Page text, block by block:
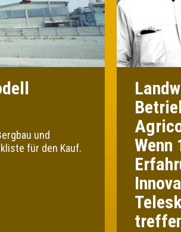
und
für den Kauf.
Wenn